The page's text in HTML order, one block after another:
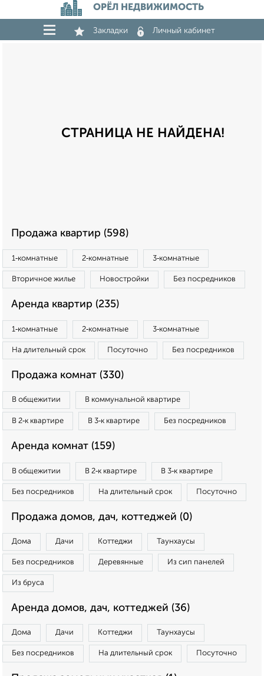
ОРЁЛ НЕДВИЖИМОСТЬ
Закладки Личный кабинет
СТРАНИЦА НЕ НАЙДЕНА!
Продажа квартир (598)
1‑комнатные 2‑комнатные 3‑комнатные
Вторичное жилье Новостройки Без посредников
Аренда квартир (235)
1‑комнатные 2‑комнатные 3‑комнатные
На длительный срок Посуточно Без посредников
Продажа комнат (330)
В общежитии В коммунальной квартире
В 2‑к квартире В 3‑к квартире Без посредников
Аренда комнат (159)
В общежитии В 2‑к квартире В 3‑к квартире
Без посредников На длительный срок Посуточно
Продажа домов, дач, коттеджей (0)
Дома Дачи Коттеджи Таунхаусы
Без посредников Деревянные Из сип панелей
Из бруса
Аренда домов, дач, коттеджей (36)
Дома Дачи Коттеджи Таунхаусы
Без посредников На длительный срок Посуточно